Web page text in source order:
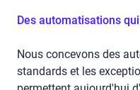
Des automatisations
Nous concevons des
standards et les